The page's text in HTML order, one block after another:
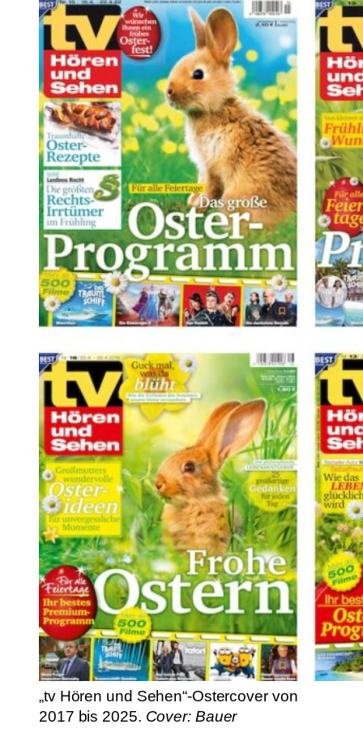
„tv Hören und Sehen“-Ostercover von
2017 bis 2025. Cover: Bauer